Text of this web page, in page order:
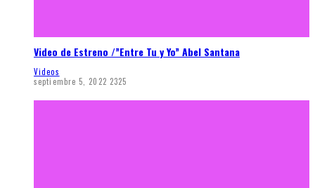
Video de Estreno /”Entre Tu y Yo” Abel Santana
Videos
septiembre 5, 2022 2325